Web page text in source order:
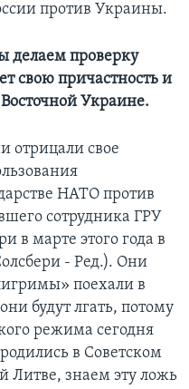
против Украины.
делаем проверку
свою причастность и
Украине.
отрицали свое
НАТО против
сотрудника ГРУ
в марте этого года в
- Pед.). Они
поехали в
будут лгать, потому
режима сегодня
в Советском
Литве, знаем эту ложь